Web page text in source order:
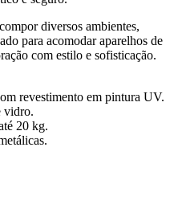
diversos ambientes,
para acomodar aparelhos de
com estilo e sofisticação.
revestimento em pintura UV.
vidro.
20 kg.